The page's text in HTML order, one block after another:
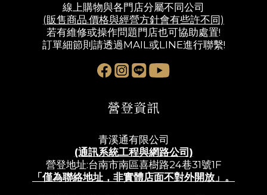
線上購物與各門店分屬不同公司
(販售商品.價格與經營方針會有些許不同)
若有維修或操作問題門店也可協助處置!
訂單細節則請透過MAIL或LINE進行聯繫!
營登資訊
青溪通有限公司
(通訊系統工程與網路公司)
營登地址:台南市南區喜樹路24巷31號1F
「僅為聯絡地址，非實體店面不對外開放」。